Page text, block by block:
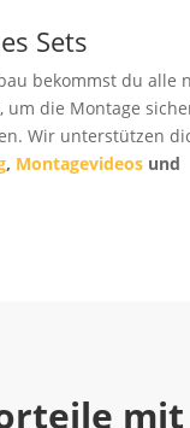
Sets
bekommst du alle
um die Montage
Wir unterstützen
, Montagevideosund